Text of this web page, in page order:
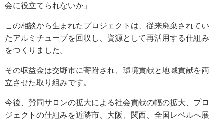
会に役立てられないか」
この相談から生まれたプロジェクトは、従来廃棄されてい
たアルミチューブを回収し、資源として再活用する仕組み
をつくりました。
その収益金は交野市に寄附され、環境貢献と地域貢献を両
立させた取り組みです。
今後、賛同サロンの拡大による社会貢献の幅の拡大、プロ
ジェクトの仕組みを近隣市、大阪、関西、全国レベルへ展